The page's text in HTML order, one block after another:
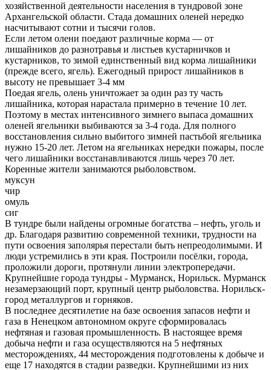
хозяйственной деятельности населения в тундровой зоне
Архангельской области. Стада домашних оленей нередко
насчитывают сотни и тысячи голов.
Если летом олени поедают различные корма — от
лишайников до разнотравья и листьев кустарничков и
кустарников, то зимой единственный вид корма лишайники
(прежде всего, ягель). Ежегодный прирост лишайников в
высоту не превышает 3-4 мм
Поедая ягель, олень уничтожает за один раз ту часть
лишайника, которая нарастала примерно в течение 10 лет.
Поэтому в местах интенсивного зимнего выпаса домашних
оленей ягельники выбиваются за 3-4 года. Для полного
восстановления сильно выбитого зимней пастьбой ягельника
нужно 15-20 лет. Летом на ягельниках нередки пожары, после
чего лишайники восстанавливаются лишь через 70 лет.
Коренные жители занимаются рыболовством.
муксун
чир
омуль
сиг
В тундре были найдены огромные богатства – нефть, уголь и
др. Благодаря развитию современной техники, трудности на
пути освоения заполярья перестали быть непреодолимыми. И
люди устремились в эти края. Построили посёлки, города,
проложили дороги, протянули линии электропередачи.
Крупнейшие города тундры - Мурманск, Норильск. Мурманск
незамерзающий порт, крупный центр рыболовства. Норильск-
город металлургов и горняков.
В последнее десятилетие на базе освоения запасов нефти и
газа в Ненецком автономном округе сформировалась
нефтяная и газовая промышленность. В настоящее время
добыча нефти и газа осуществляются на 5 нефтяных
месторождениях, 44 месторождения подготовлены к добыче и
еще 17 находятся в стадии разведки. Крупнейшими из них